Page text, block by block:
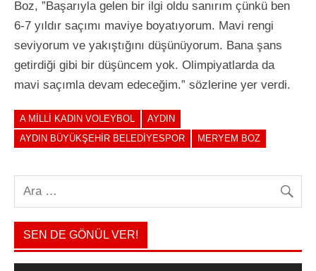
Boz, ”Başarıyla gelen bir ilgi oldu sanırım çünkü ben
6-7 yıldır saçımı maviye boyatıyorum. Mavi rengi
seviyorum ve yakıştığını düşünüyorum. Bana şans
getirdiği gibi bir düşüncem yok. Olimpiyatlarda da
mavi saçımla devam edeceğim.” sözlerine yer verdi.
A MILLI KADIN VOLEYBOL
AYDIN
AYDIN BÜYÜKŞEHIR BELEDIYESPOR
MERYEM BOZ
SEN DE GÖNÜL VER!